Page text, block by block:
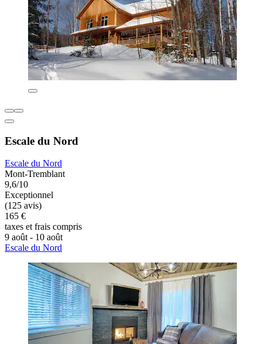
Escale du Nord
Escale du Nord
Mont-Tremblant
9,6/10
Exceptionnel
(125 avis)
165 €
taxes et frais compris
9 août - 10 août
Escale du Nord